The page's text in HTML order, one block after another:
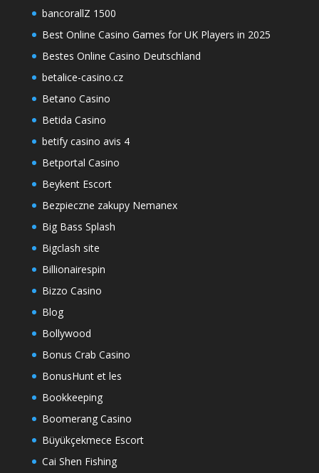
bancorallZ 1500
Best Online Casino Games for UK Players in 2025
Bestes Online Casino Deutschland
betalice-casino.cz
Betano Casino
Betida Casino
betify casino avis 4
Betportal Casino
Beykent Escort
Bezpieczne zakupy Nemanex
Big Bass Splash
Bigclash site
Billionairespin
Bizzo Casino
Blog
Bollywood
Bonus Crab Casino
BonusHunt et les
Bookkeeping
Boomerang Casino
Büyükçekmece Escort
Cai Shen Fishing